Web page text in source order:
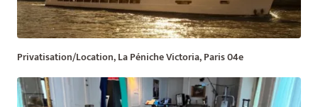
Privatisation/Location, La Péniche Victoria, Paris 04e